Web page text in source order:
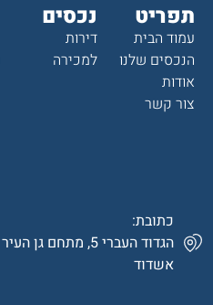
תפריט
עמוד הבית
הנכסים שלנו
אודות
צור קשר
נכסים
דירות
למכירה
כתובת:
הגדוד העברי 5, מתחם גן העיר
אשדוד